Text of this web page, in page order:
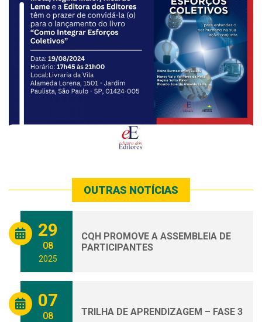
OUTRAS NOTÍCIAS
29
08
2025
CQH PROMOVE A ASSEMBLEIA DE
PARTICIPANTES
07
08 TRILHA DE APRENDIZAGEM – FASE 3